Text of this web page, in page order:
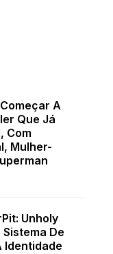
A
Que Já
Com
Mulher-
Unholy
De
Identidade